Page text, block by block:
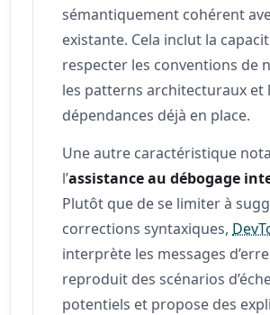
sémantiquement cohérent
existante. Cela inclut la
respecter les conventions de
les patterns architecturaux et
dépendances déjà en place.
Une autre caractéristique
l’assistance au débogage
Plutôt que de se limiter à
corrections syntaxiques,
interprète les messages
reproduit des scénarios
potentiels et propose des